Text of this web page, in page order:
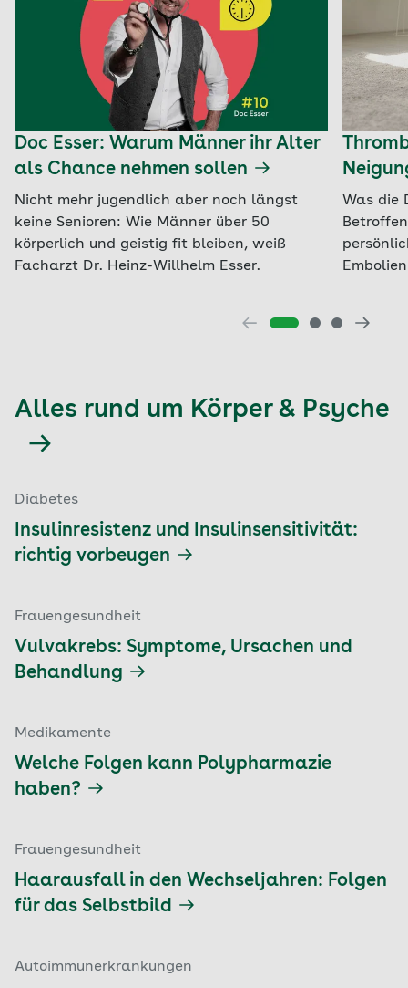
Doc Esser: Warum Männer ihr Alter
als Chance nehmen sollen
Nicht mehr jugendlich aber noch längst
keine Senioren: Wie Männer über 50
körperlich und geistig fit bleiben, weiß
Facharzt Dr. Heinz-Willhelm Esser.
Was die
Alles rund um Körper & Psyche
Diabetes
Insulinresistenz und Insulinsensitivität:
richtig vorbeugen
Frauengesundheit
Vulvakrebs: Symptome, Ursachen und
Behandlung
Medikamente
Welche Folgen kann Polypharmazie
haben?
Frauengesundheit
Haarausfall in den Wechseljahren: Folgen
für das Selbstbild
Autoimmunerkrankungen